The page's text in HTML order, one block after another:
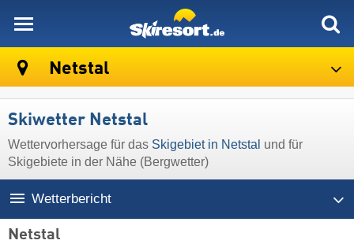
Netstal
Skiwetter Netstal
Wettervorhersage für das Skigebiet in Netstal und für
Skigebiete in der Nähe (Bergwetter)
Wetterbericht
Netstal